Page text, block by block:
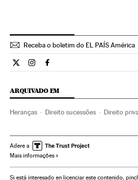
Receba o boletim do EL PAÍS América
Internacional El País Brasil en Twitter
Internacional El País Brasil en
Internacional El País Brasil
ARQUIVADO EM
Heranças Direito sucessões Direito
Sociedade Mundo Global
Adere a
Mais informações
Si está interesado en licenciar este contenido,